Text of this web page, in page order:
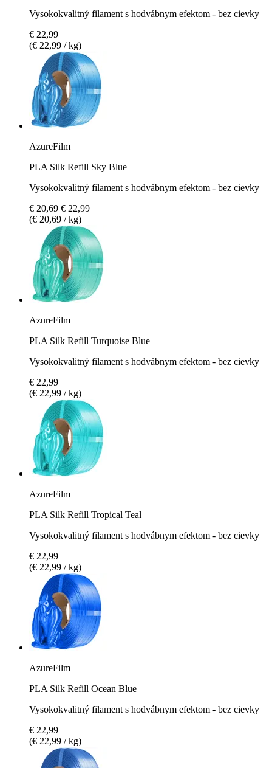
Vysokokvalitný filament s hodvábnym efektom - bez cievky
€ 22,99
(€ 22,99 / kg)
AzureFilm
PLA Silk Refill Sky Blue
Vysokokvalitný filament s hodvábnym efektom - bez cievky
€ 20,69 € 22,99
(€ 20,69 / kg)
AzureFilm
PLA Silk Refill Turquoise Blue
Vysokokvalitný filament s hodvábnym efektom - bez cievky
€ 22,99
(€ 22,99 / kg)
AzureFilm
PLA Silk Refill Tropical Teal
Vysokokvalitný filament s hodvábnym efektom - bez cievky
€ 22,99
(€ 22,99 / kg)
AzureFilm
PLA Silk Refill Ocean Blue
Vysokokvalitný filament s hodvábnym efektom - bez cievky
€ 22,99
(€ 22,99 / kg)